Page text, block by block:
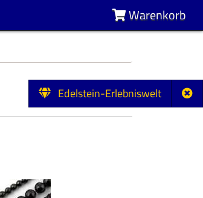
Edelstein-Erlebniswelt
Warenkorb